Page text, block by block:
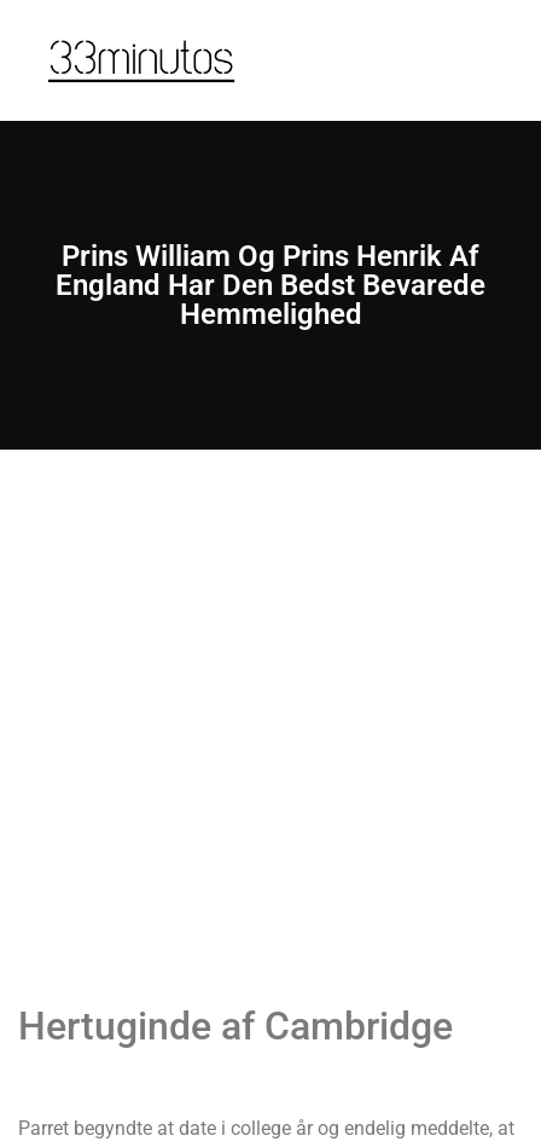
Prins William Og Prins Henrik Af
England Har Den Bedst Bevarede
Hemmelighed
Hertuginde af Cambridge
Parret begyndte at date i college år og endelig meddelte, at